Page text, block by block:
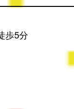
歩5分